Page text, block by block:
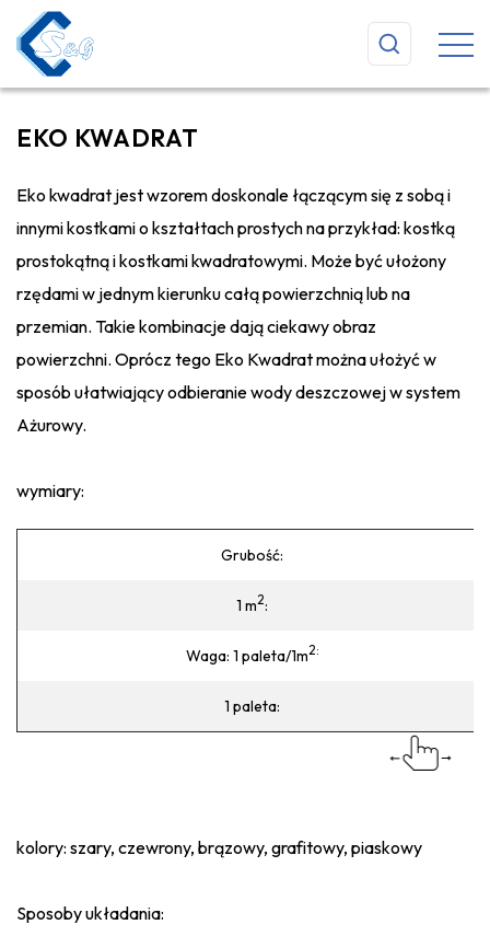
EKO KWADRAT
Eko kwadrat jest wzorem doskonale łączącym się z sobą i
innymi kostkami o kształtach prostych na przykład: kostką
prostokątną i kostkami kwadratowymi. Może być ułożony
rzędami w jednym kierunku całą powierzchnią lub na
przemian. Takie kombinacje dają ciekawy obraz
powierzchni. Oprócz tego Eko Kwadrat można ułożyć w
sposób ułatwiający odbieranie wody deszczowej w system
Ażurowy.
wymiary:
Grubość:
1 m2:
Waga: 1 paleta/1m2:
1 paleta:
kolory: szary, czewrony, brązowy, grafitowy, piaskowy
Sposoby układania: